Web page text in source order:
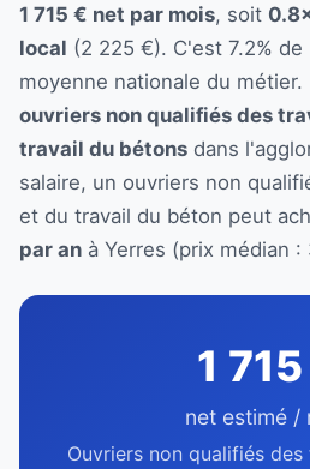
1 715 € net par mois, soit
local (2 225 €). C'est 7.2%
moyenne nationale du
ouvriers non qualifiés des
travail du bétons dans
salaire, un ouvriers non
et du travail du béton peut
par an à Yerres (prix médian :
1
net estimé /
Ouvriers non qualifiés